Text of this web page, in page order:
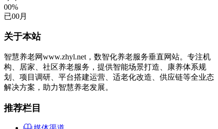
00%
已00月
关于本站
智慧养老网www.zhyl.net，数智化养老服务垂直网站。专注机
构、居家、社区养老服务，提供智能场景打造、康养体系规
划、项目调研、平台搭建运营、适老化改造、供应链等全业态
解决方案，助力智慧养老发展。
推荐栏目